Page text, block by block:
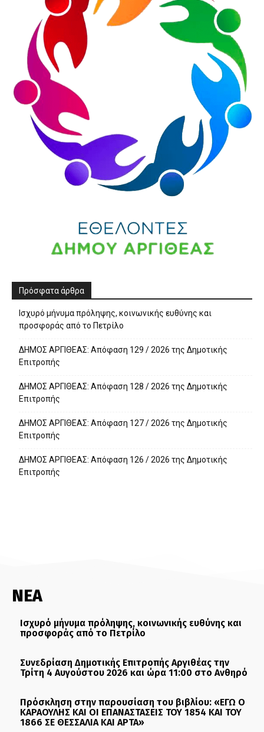
Πρόσφατα άρθρα
Ισχυρό μήνυμα πρόληψης, κοινωνικής ευθύνης και
προσφοράς από το Πετρίλο
ΔΗΜΟΣ ΑΡΓΙΘΕΑΣ: Απόφαση 129 / 2026 της Δημοτικής
Επιτροπής
ΔΗΜΟΣ ΑΡΓΙΘΕΑΣ: Απόφαση 128 / 2026 της Δημοτικής
Επιτροπής
ΔΗΜΟΣ ΑΡΓΙΘΕΑΣ: Απόφαση 127 / 2026 της Δημοτικής
Επιτροπής
ΔΗΜΟΣ ΑΡΓΙΘΕΑΣ: Απόφαση 126 / 2026 της Δημοτικής
Επιτροπής
ΝΕΑ
Ισχυρό μήνυμα πρόληψης, κοινωνικής ευθύνης και
προσφοράς από το Πετρίλο
Συνεδρίαση Δημοτικής Επιτροπής Αργιθέας την
Τρίτη 4 Αυγούστου 2026 και ώρα 11:00 στο Ανθηρό
Πρόσκληση στην παρουσίαση του βιβλίου: «ΕΓΩ Ο
ΚΑΡΑΟΥΛΗΣ ΚΑΙ ΟΙ ΕΠΑΝΑΣΤΑΣΕΙΣ ΤΟΥ 1854 ΚΑΙ ΤΟΥ
1866 ΣΕ ΘΕΣΣΑΛΙΑ ΚΑΙ ΑΡΤΑ»